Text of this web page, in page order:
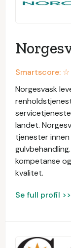
Smartscore: ☆
Norgesvask
landet.
tjenester
kompetanse
kvalitet.
Se full profil >>